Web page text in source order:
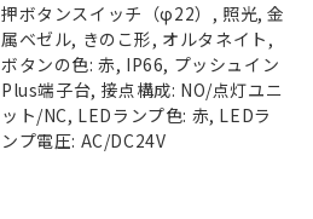
押ボタンスイッチ（φ22）, 照光, 金
属ベゼル, きのこ形, オルタネイト,
ボタンの色: 赤, IP66, プッシュイン
Plus端子台, 接点構成: NO/点灯ユニ
ット/NC, LEDランプ色: 赤, LEDラ
ンプ電圧: AC/DC24V